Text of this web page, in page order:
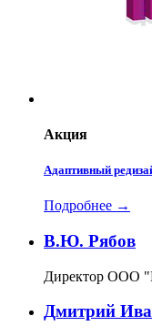
Акция
Адаптивный
Подробнее →
В.Ю. Рябов
Директор ООО
Дмитрий